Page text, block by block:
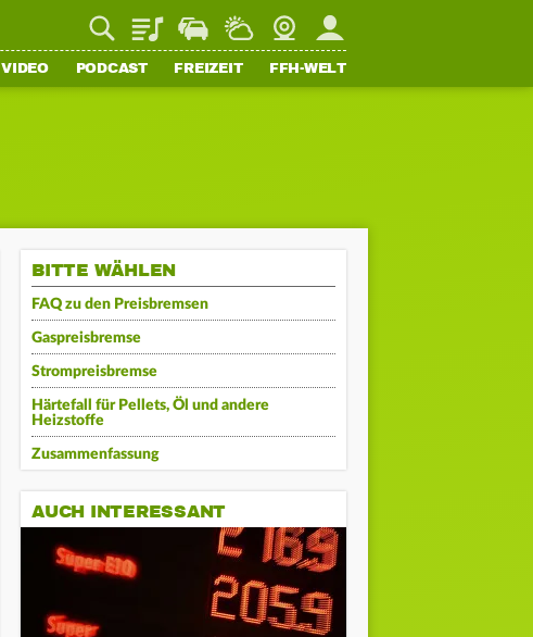
PlaylistStaupilotWetterWebcamMein FFH
VIDEO PODCAST FREIZEIT FFH-WELT
BITTE WÄHLEN
FAQ zu den Preisbremsen
Gaspreisbremse
Strompreisbremse
Härtefall für Pellets, Öl und andere
Heizstoffe
Zusammenfassung
AUCH INTERESSANT